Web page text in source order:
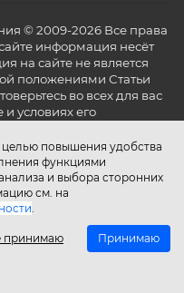
целью повышения удобства
функциями
и выбора сторонних
см. на
.
принимаю Принимаю
© 2009-2026 Все права
информация несёт
на сайте не является
положениями Статьи
во всех для вас
условиях его